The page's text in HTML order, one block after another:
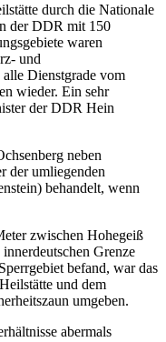
durch die Nationale
der DDR mit 150
waren
und
Dienstgrade vom
wieder. Ein sehr
der DDR Hein
neben
der umliegenden
behandelt, wenn
zwischen Hohegeiß
Grenze
befand, war das
und dem
umgeben.
abermals